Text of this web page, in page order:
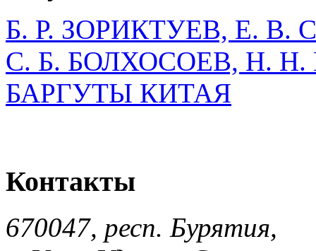
Б. Р. ЗОРИКТУЕВ, Е.
С. Б. БОЛХОСОЕВ, Н.
БАРГУТЫ КИТАЯ
Контакты
670047, респ. Бурятия,